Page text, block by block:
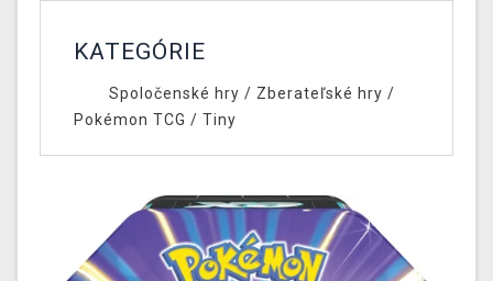
KATEGÓRIE
Spoločenské hry / Zberateľské hry /
Pokémon TCG / Tiny